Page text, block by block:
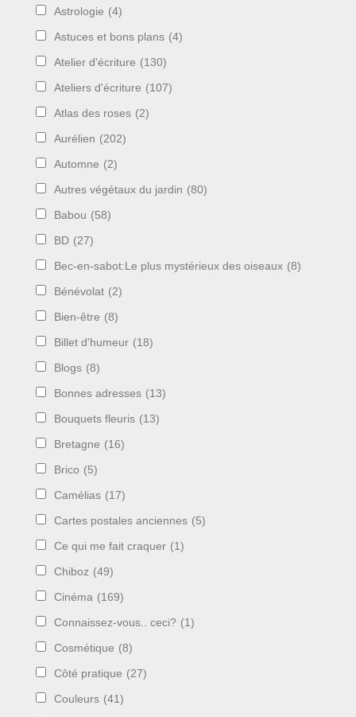
Astrologie (4)
Astuces et bons plans (4)
Atelier d'écriture (130)
Ateliers d'écriture (107)
Atlas des roses (2)
Aurélien (202)
Automne (2)
Autres végétaux du jardin (80)
Babou (58)
BD (27)
Bec-en-sabot:Le plus mystérieux des oiseaux (8)
Bénévolat (2)
Bien-être (8)
Billet d'humeur (18)
Blogs (8)
Bonnes adresses (13)
Bouquets fleuris (13)
Bretagne (16)
Brico (5)
Camélias (17)
Cartes postales anciennes (5)
Ce qui me fait craquer (1)
Chiboz (49)
Cinéma (169)
Connaissez-vous.. ceci? (1)
Cosmétique (8)
Côté pratique (27)
Couleurs (41)